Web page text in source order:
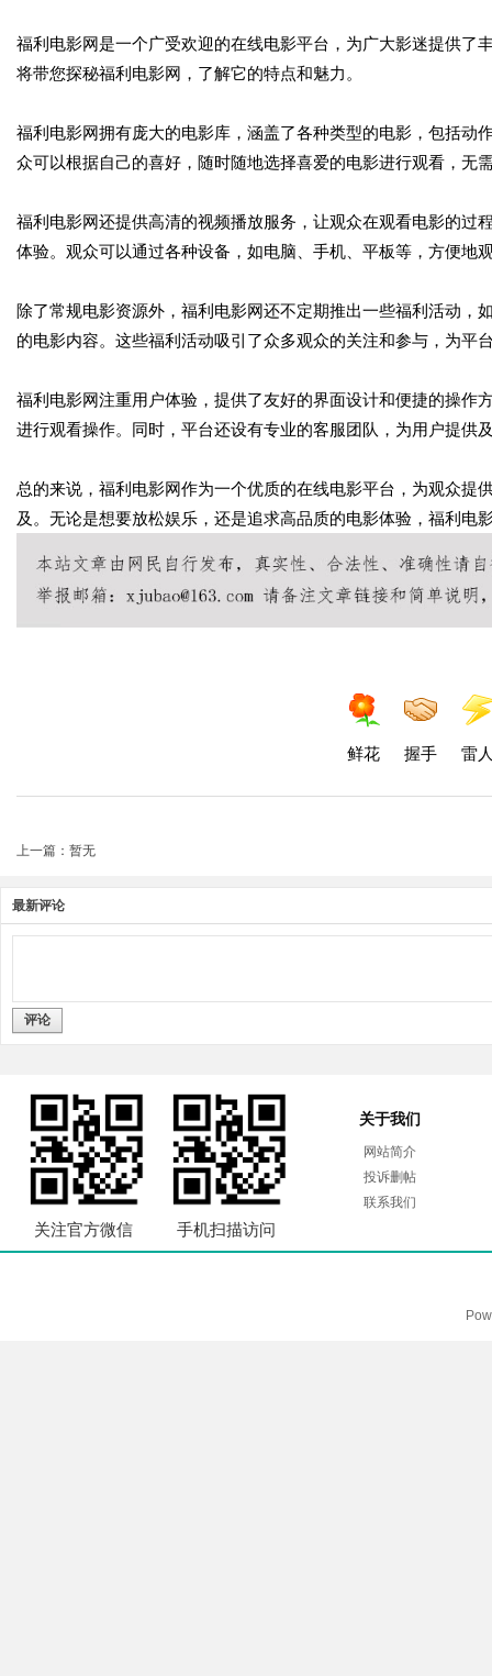
福利电影网是一个广受欢迎的在线电影平台，为广大影迷提供了
将带您探秘福利电影网，了解它的特点和魅力。
福利电影网拥有庞大的电影库，涵盖了各种类型的电影，包括动
众可以根据自己的喜好，随时随地选择喜爱的电影进行观看，无
福利电影网还提供高清的视频播放服务，让观众在观看电影的过
体验。观众可以通过各种设备，如电脑、手机、平板等，方便地
除了常规电影资源外，福利电影网还不定期推出一些福利活动
的电影内容。这些福利活动吸引了众多观众的关注和参与，为平
福利电影网注重用户体验，提供了友好的界面设计和便捷的操作
进行观看操作。同时，平台还设有专业的客服团队，为用户提供
总的来说，福利电影网作为一个优质的在线电影平台，为观众
及。无论是想要放松娱乐，还是追求高品质的电影体验，福利
鲜花 握手 雷
上一篇：暂无
最新评论
评论
关注官方微信 手机扫描访问
关于我们
网站简介
投诉删帖
联系我们